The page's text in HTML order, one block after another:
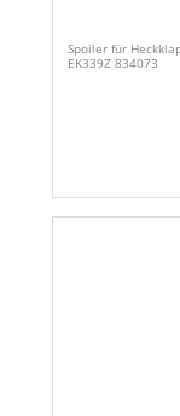
Spoiler für
EK339Z 834073